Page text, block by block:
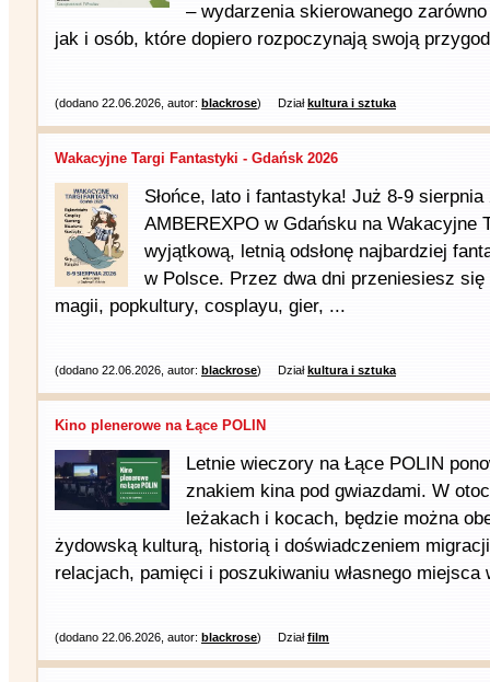
– wydarzenia skierowanego
jak i osób, które dopiero rozpoczynają swoją
(dodano 22.06.2026, autor: blackrose) Działkultura i sztuka
Wakacyjne Targi Fantastyki - Gdańsk 2026
Słońce, lato i fantastyka! Już 8-9
AMBEREXPO w Gdańsku na Wakacyjne
wyjątkową, letnią odsłonę najbardziej
w Polsce. Przez dwa dni przeniesiesz się
magii, popkultury, cosplayu, gier, ...
(dodano 22.06.2026, autor: blackrose) Działkultura i sztuka
Kino plenerowe na Łące POLIN
Letnie wieczory na Łące POLIN
znakiem kina pod gwiazdami. W
leżakach i kocach, będzie można
żydowską kulturą, historią i doświadczeniem
relacjach, pamięci i poszukiwaniu własnego miejsca
(dodano 22.06.2026, autor: blackrose) Działfilm